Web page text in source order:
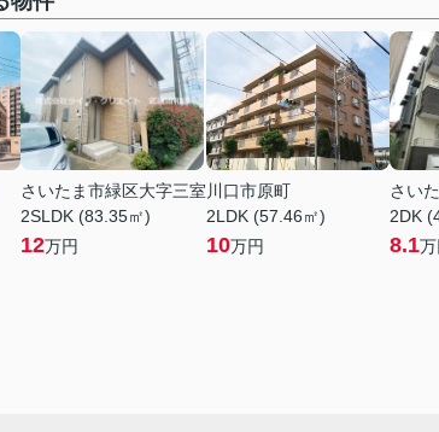
さいたま市緑区大字三室
2SLDK (83.35㎡)
12万円
川口市原町
2LDK (57.46㎡)
10万円
さい
2DK
8.1